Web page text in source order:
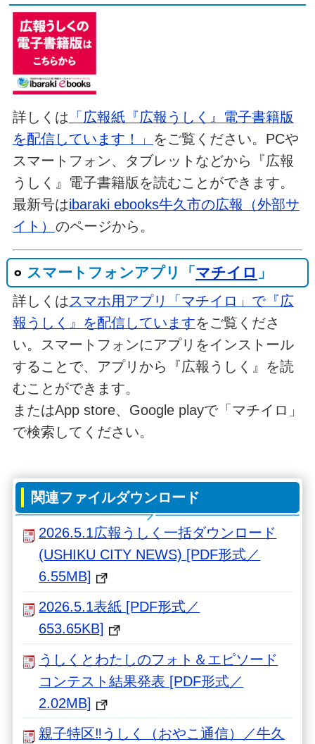
詳しくは 「広報紙『広報うしく』電子書籍版
を配信しています！」 をご覧ください。PCや
スマートフォン、タブレットなどから『広報
うしく』電子書籍版を読むことができます。
最新号はibaraki ebooks牛久市の広報（外部サ
イト） のページから。
スマートフォンアプリ「 マチイロ 」
詳しくは スマホ用アプリ「マチイロ」で『広
報うしく』を配信していますをご覧くださ
い。スマートフォンにアプリをインストール
することで、アプリから『広報うしく』を読
むことができます。
またはApp store、Google playで「マチイロ」
で検索してください。
関連ファイルダウンロード
2026.5.1広報うしく一括ダウンロード
(USHIKU CITY NEWS) [PDF形式／
6.55MB]
2026.5.1表紙 [PDF形式／
653.65KB]
うしくとわたしのフォト＆エピソード
コンテスト結果発表 [PDF形式／
2.02MB]
親子特区‼うしく（おやこ通信）／牛久